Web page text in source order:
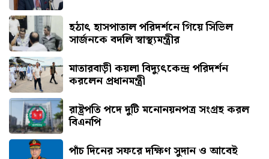
হঠাৎ হাসপাতাল পরিদর্শনে গিয়ে সিভিল
সার্জনকে বদলি স্বাস্থ্যমন্ত্রীর
মাতারবাড়ী কয়লা বিদ্যুৎকেন্দ্র পরিদর্শন
করলেন প্রধানমন্ত্রী
রাষ্ট্রপতি পদে দুটি মনোনয়নপত্র সংগ্রহ করল
বিএনপি
পাঁচ দিনের সফরে দক্ষিণ সুদান ও আবেই